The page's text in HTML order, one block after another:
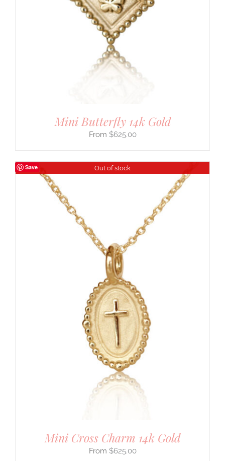
Mini Butterfly 14k Gold
$625.00
Save Out of stock
Mini Cross Charm 14k Gold
$625.00